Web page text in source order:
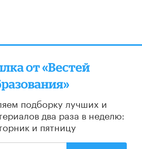
от «Вестей
подборку лучших и
два раза в неделю:
и пятницу